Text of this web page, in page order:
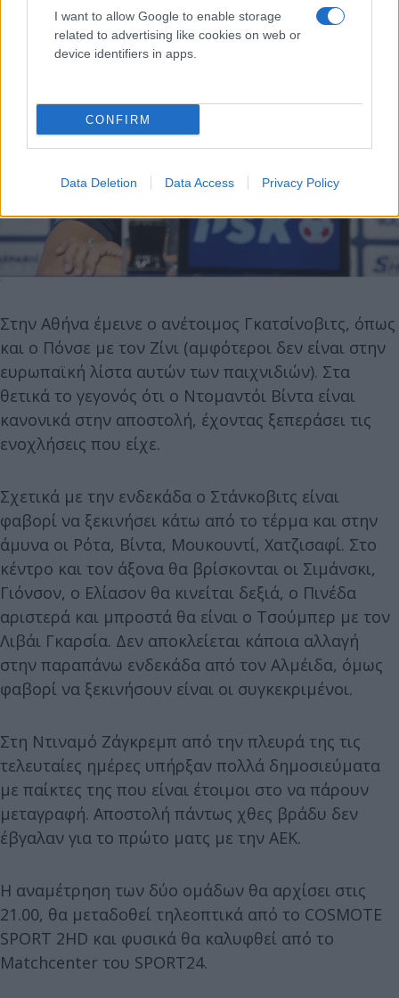
I want to allow Google to enable storage
related to advertising like cookies on web or
device identifiers in apps.
CONFIRM
Data Deletion Data Access Privacy Policy
Στην Αθήνα έμεινε ο ανέτοιμος Γκατσίνοβιτς, όπως
και ο Πόνσε με τον Ζίνι (αμφότεροι δεν είναι στην
ευρωπαϊκή λίστα αυτών των παιχνιδιών). Στα
θετικά το γεγονός ότι ο Ντομαντόι Βίντα είναι
κανονικά στην αποστολή, έχοντας ξεπεράσει τις
ενοχλήσεις που είχε.
Σχετικά με την ενδεκάδα ο Στάνκοβιτς είναι
φαβορί να ξεκινήσει κάτω από το τέρμα και στην
άμυνα οι Ρότα, Βίντα, Μουκουντί, Χατζισαφί. Στο
κέντρο και τον άξονα θα βρίσκονται οι Σιμάνσκι,
Γιόνσον, ο Ελίασον θα κινείται δεξιά, ο Πινέδα
αριστερά και μπροστά θα είναι ο Τσούμπερ με τον
Λιβάι Γκαρσία. Δεν αποκλείεται κάποια αλλαγή
στην παραπάνω ενδεκάδα από τον Αλμέιδα, όμως
φαβορί να ξεκινήσουν είναι οι συγκεκριμένοι.
Στη Ντιναμό Ζάγκρεμπ από την πλευρά της τις
τελευταίες ημέρες υπήρξαν πολλά δημοσιεύματα
με παίκτες της που είναι έτοιμοι στο να πάρουν
μεταγραφή. Αποστολή πάντως χθες βράδυ δεν
έβγαλαν για το πρώτο ματς με την ΑΕΚ.
Η αναμέτρηση των δύο ομάδων θα αρχίσει στις
21.00, θα μεταδοθεί τηλεοπτικά από το COSMOTE
SPORT 2HD και φυσικά θα καλυφθεί από το
Matchcenter του SPORT24.